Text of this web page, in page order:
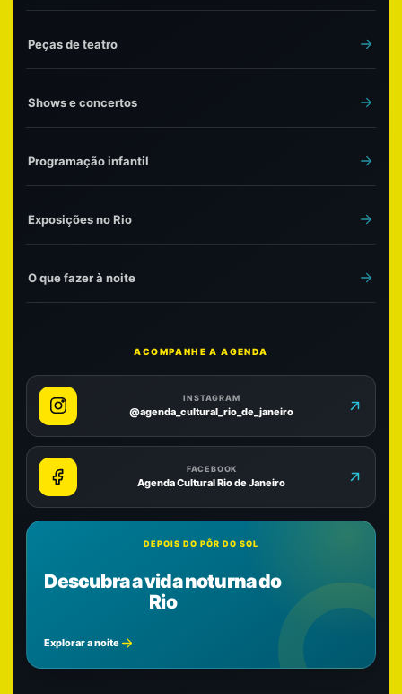
Peças de teatro
Shows e concertos
Programação infantil
Exposições no Rio
O que fazer à noite
ACOMPANHE A AGENDA
INSTAGRAM
@agenda_cultural_rio_de_janeiro
FACEBOOK
Agenda Cultural Rio de Janeiro
DEPOIS DO PÔR DO SOL
Descubra a vida noturna do
Rio
Explorar a noite